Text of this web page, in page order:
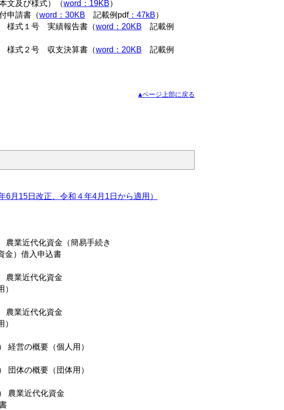
文及び様式）（word：19KB）
申請書（word：30KB 記載例pdf：47kB）
様式１号 実績報告書（word：20KB 記載例
様式２号 収支決算書（word：20KB 記載例
▲ページ上部に戻る
月15日改正、令和４年4月1日から適用）
農業近代化資金（簡易手続き
申込書
農業近代化資金
農業近代化資金
経営の概要（個人用）
団体の概要（団体用）
農業近代化資金